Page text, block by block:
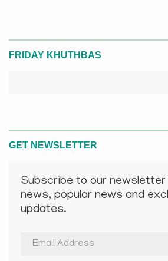
FRIDAY KHUTHBAS
GET NEWSLETTER
Subscribe to our
news, popular news and
updates.